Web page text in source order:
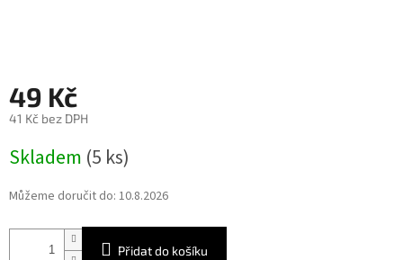
49 Kč
41 Kč bez DPH
cena:
Skladem (5 ks)
Můžeme doručit do: 10.8.2026
Přidat do košíku